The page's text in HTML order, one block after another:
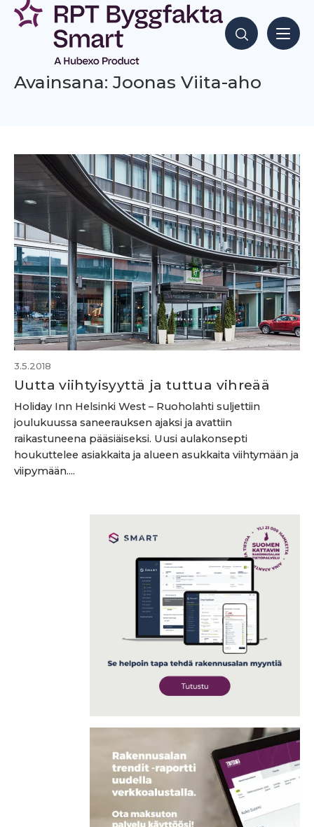
Siirry
sisältöön
Hae sisältöjä
Avainsana: Joonas Viita-aho
3.5.2018
Uutta viihtyisyyttä ja tuttua vihreää
Holiday Inn Helsinki West – Ruoholahti suljettiin
joulukuussa saneerauksen ajaksi ja avattiin
raikastuneena pääsiäiseksi. Uusi aulakonsepti
houkuttelee asiakkaita ja alueen asukkaita viihtymään ja
viipymään....